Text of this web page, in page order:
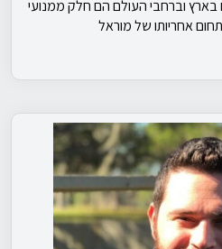
בארץ וברחבי העולם הם חלק ממנועי
אחריותו של מוראל